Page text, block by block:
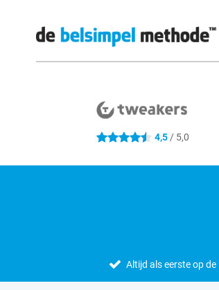
4.5 sterren 4,5/ 5,0
Altijd als eerste op